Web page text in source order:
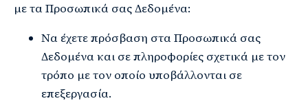
με τα Προσωπικά σας Δεδομένα:
Να έχετε πρόσβαση στα Προσωπικά σας
Δεδομένα και σε πληροφορίες σχετικά με τον
τρόπο με τον οποίο υποβάλλονται σε
επεξεργασία.